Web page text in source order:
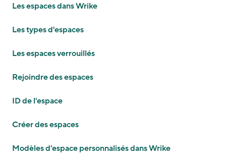
Les espaces dans Wrike
Les types d'espaces
Les espaces verrouillés
Rejoindre des espaces
ID de l'espace
Créer des espaces
Modèles d'espace personnalisés dans Wrike